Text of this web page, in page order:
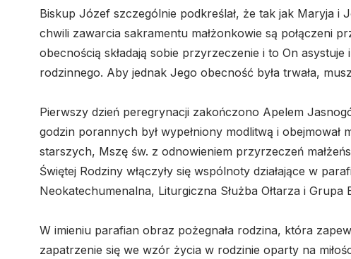
Biskup Józef szczególnie podkreślał, że tak jak Maryja i
chwili zawarcia sakramentu małżonkowie są połączeni
obecnością składają sobie przyrzeczenie i to On asystuje
rodzinnego. Aby jednak Jego obecność była trwała,
Pierwszy dzień peregrynacji zakończono Apelem
godzin porannych był wypełniony modlitwą i obejmował
starszych, Mszę św. z odnowieniem przyrzeczeń
Świętej Rodziny włączyły się wspólnoty działające w
Neokatechumenalna, Liturgiczna Służba Ołtarza i Grupa
W imieniu parafian obraz pożegnała rodzina, która
zapatrzenie się we wzór życia w rodzinie oparty na